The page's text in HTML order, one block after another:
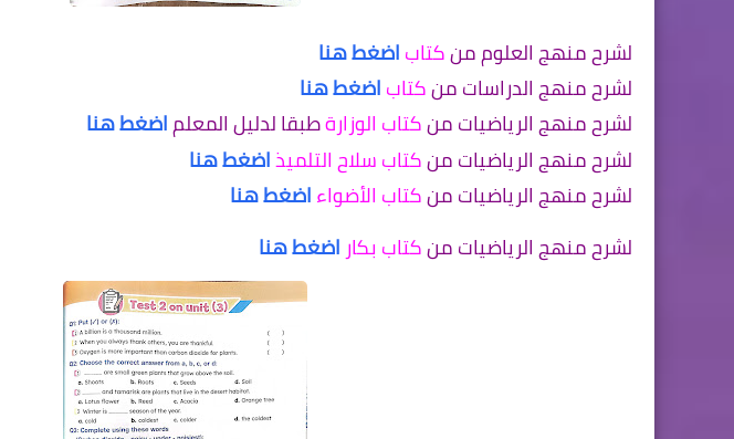
لشرح منهج العلوم منكتاباضغط هنا
لشرح منهج الدراسات منكتاباضغط هنا
لشرح منهج الرياضيات منكتاب الوزارةطبقا لدليل المعلماضغط هنا
لشرح منهج الرياضيات منكتاب سلاح التلميذاضغط هنا
لشرح منهج الرياضيات منكتاب الأضواءاضغط هنا
لشرح منهج الرياضيات منكتاب بكار اضغط هنا